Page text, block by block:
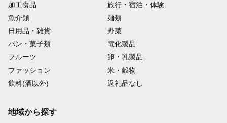
加工食品
旅行・宿泊・体験
魚介類
麺類
日用品・雑貨
野菜
パン・菓子類
電化製品
フルーツ
卵・乳製品
ファッション
米・穀物
飲料(酒以外)
返礼品なし
地域から探す